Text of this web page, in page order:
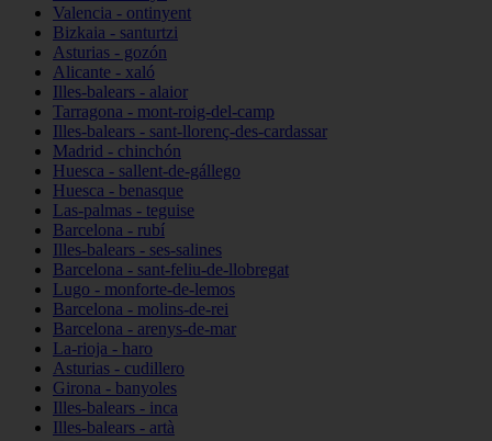
Valencia - ontinyent
Bizkaia - santurtzi
Asturias - gozón
Alicante - xaló
Illes-balears - alaior
Tarragona - mont-roig-del-camp
Illes-balears - sant-llorenç-des-cardassar
Madrid - chinchón
Huesca - sallent-de-gállego
Huesca - benasque
Las-palmas - teguise
Barcelona - rubí
Illes-balears - ses-salines
Barcelona - sant-feliu-de-llobregat
Lugo - monforte-de-lemos
Barcelona - molins-de-rei
Barcelona - arenys-de-mar
La-rioja - haro
Asturias - cudillero
Girona - banyoles
Illes-balears - inca
Illes-balears - artà